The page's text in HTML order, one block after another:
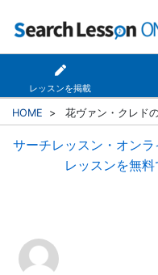
レッスンを掲載
HOME > 花ヴァン・クレド
サーチレッスン・オン
レッスンを無料